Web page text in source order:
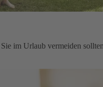
im Urlaub vermeiden